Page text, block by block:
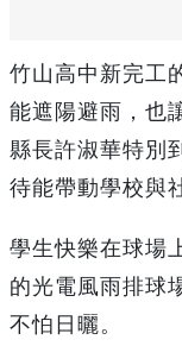
竹山高中新完工
能遮陽避雨，也
縣長許淑華特別
待能帶動學校與
學生快樂在球場
的光電風雨排球
不怕日曬。